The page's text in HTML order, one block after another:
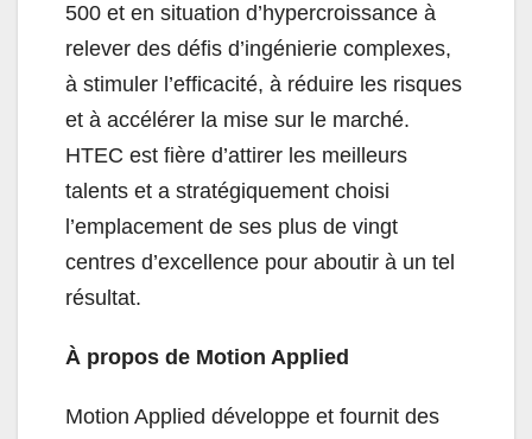
500 et en situation d’hypercroissance à
relever des défis d’ingénierie complexes,
à stimuler l’efficacité, à réduire les risques
et à accélérer la mise sur le marché.
HTEC est fière d’attirer les meilleurs
talents et a stratégiquement choisi
l’emplacement de ses plus de vingt
centres d’excellence pour aboutir à un tel
résultat.
À propos de Motion Applied
Motion Applied développe et fournit des